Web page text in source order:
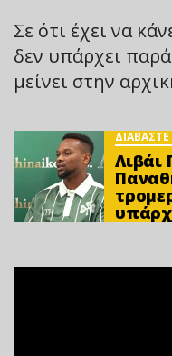
Σε ότι έχει να
δεν υπάρχει
μείνει στην
Λιβάι